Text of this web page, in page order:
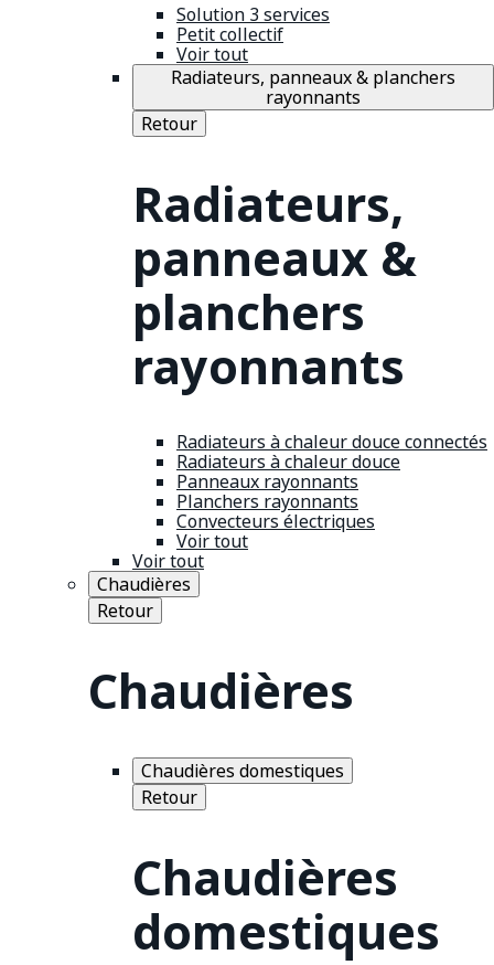
Solution 3 services
Petit collectif
Voir tout
Radiateurs, panneaux & planchers
rayonnants
Retour
Radiateurs,
panneaux &
planchers
rayonnants
Radiateurs à chaleur douce connectés
Radiateurs à chaleur douce
Panneaux rayonnants
Planchers rayonnants
Convecteurs électriques
Voir tout
Voir tout
Chaudières
Retour
Chaudières
Chaudières domestiques
Retour
Chaudières
domestiques